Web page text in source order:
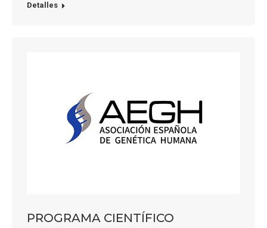
Detalles
PROGRAMA CIENTÍFICO